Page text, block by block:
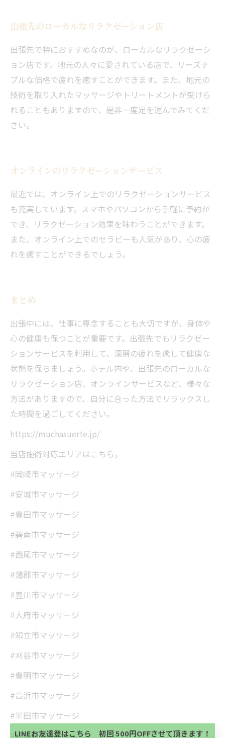
出張先のローカルなリラクゼーション店
出張先で特におすすめなのが、ローカルなリラクゼーシ
ョン店です。地元の人々に愛されている店で、リーズナ
ブルな価格で疲れを癒すことができます。また、地元の
技術を取り入れたマッサージやトリートメントが受けら
れることもありますので、是非一度足を運んでみてくだ
さい。
オンラインのリラクゼーションサービス
最近では、オンライン上でのリラクゼーションサービス
も充実しています。スマホやパソコンから手軽に予約が
でき、リラクゼーション効果を味わうことができます。
また、オンライン上でのセラピーも人気があり、心の疲
れを癒すことができるでしょう。
まとめ
出張中には、仕事に専念することも大切ですが、身体や
心の健康も保つことが重要です。出張先でもリラクゼー
ションサービスを利用して、深層の疲れを癒して健康な
状態を保ちましょう。ホテル内や、出張先のローカルな
リラクゼーション店、オンラインサービスなど、様々な
方法がありますので、自分に合った方法でリラックスし
た時間を過ごしてください。
https://muchasuerte.jp/
当店施術対応エリアはこちら。
#岡崎市マッサージ
#安城市マッサージ
#豊田市マッサージ
#碧南市マッサージ
#西尾市マッサージ
#蒲郡市マッサージ
#豊川市マッサージ
#大府市マッサージ
#知立市マッサージ
#刈谷市マッサージ
#豊明市マッサージ
#高浜市マッサージ
#半田市マッサージ
#武豊町マッサージ
当サロンの公式LINE@にお友達登録頂いたお客様は
初回 500円OFFさせて頂きます。 既に 追加済の
方、不必要な方 お手数ですが、✖印でお閉じ下さ
初回 500円OFFさせて頂きます。 既に 追加済の
い。
LINEお友達登はこちら 初回 500円OFFさせて頂きます！